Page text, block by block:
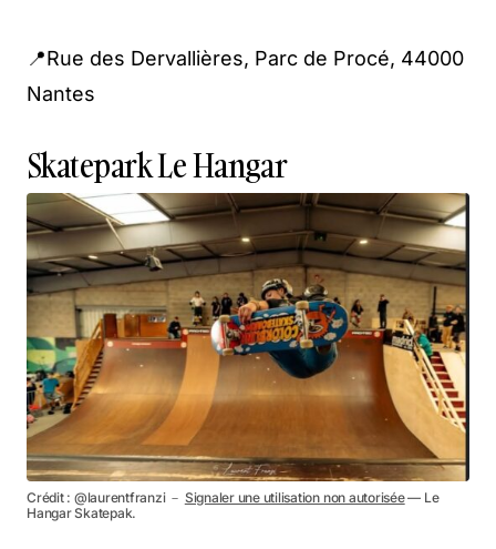
📍Rue des Dervallières, Parc de Procé, 44000
Nantes
Skatepark Le Hangar
Crédit : @laurentfranzi － Signaler une utilisation non autorisée— Le
Hangar Skatepak.